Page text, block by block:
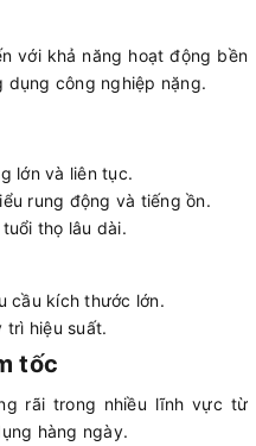
với khả năng hoạt động bền
dụng công nghiệp nặng.
lớn và liên tục.
rung động và tiếng ồn.
thọ lâu dài.
cầu kích thước lớn.
trì hiệu suất.
tốc
rãi trong nhiều lĩnh vực từ
hàng ngày.